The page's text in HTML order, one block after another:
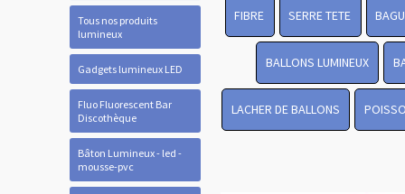
Tous nos produits
lumineux
Gadgets lumineux LED
Fluo Fluorescent Bar
Discothèque
Bâton Lumineux - led -
mousse-pvc
FIBRE SERRE TETE
BALLONS LUMINEUX
LACHER DE BALLONS